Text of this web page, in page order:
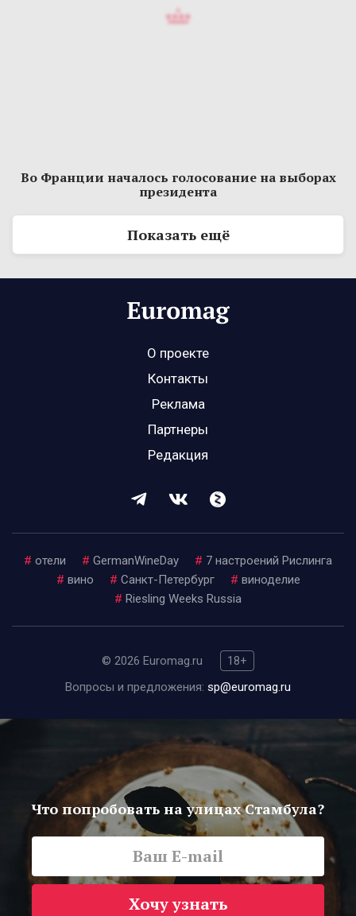
Во Франции началось голосование на выборах
президента
Показать ещё
О проекте
Контакты
Реклама
Партнеры
Редакция
# отели # GermanWineDay # 7 настроений Рислинга
# вино # Санкт-Петербург # виноделие
# Riesling Weeks Russia
© 2026 Euromag.ru
18+
Вопросы и предложения: sp@euromag.ru
Что попробовать на улицах Стамбула?
Хочу узнать